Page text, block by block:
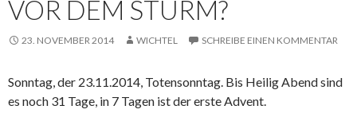
VOR DEM STURM?
23. NOVEMBER 2014 WICHTEL SCHREIBE EINEN KOMMENTAR
Sonntag, der 23.11.2014, Totensonntag. Bis Heilig Abend sind
es noch 31 Tage, in 7 Tagen ist der erste Advent.